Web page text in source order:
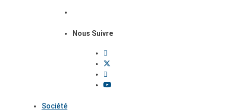
Nous Suivre
Société